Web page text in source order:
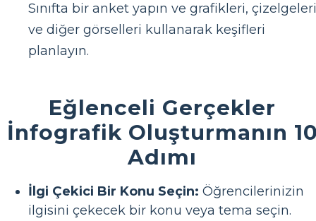
Sınıfta bir anket yapın ve grafikleri, çizelgeleri
ve diğer görselleri kullanarak keşifleri
planlayın.
Eğlenceli Gerçekler
İnfografik Oluşturmanın
Adımı
İlgi Çekici Bir Konu Seçin: Öğrencilerinizin
ilgisini çekecek bir konu veya tema seçin.